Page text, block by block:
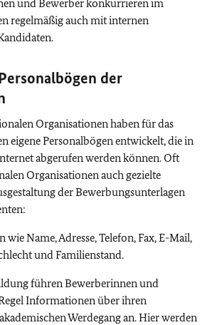
und Bewerber konkurrieren im
regelmäßig auch mit internen
der
Organisationen haben für das
eigene Personalbögen entwickelt, die in
abgerufen werden können. Oft
Organisationen auch gezielte
der Bewerbungsunterlagen
wie Name, Adresse, Telefon, Fax, E-Mail,
und Familienstand.
führen Bewerberinnen und
Informationen über ihren
Werdegang an. Hier werden